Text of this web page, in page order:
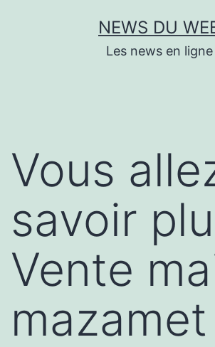
NEWS DU
Les news en ligne
Vous
savoir
Vente
mazamet